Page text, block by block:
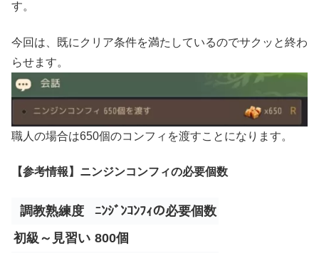
す。
今回は、既にクリア条件を満たしているのでサクッと終わ
らせます。
職人の場合は650個のコンフィを渡すことになります。
【参考情報】ニンジンコンフィの必要個数
調教熟練度
ﾆﾝｼﾞﾝｺﾝﾌｨの必要個数
初級～見習い 800個